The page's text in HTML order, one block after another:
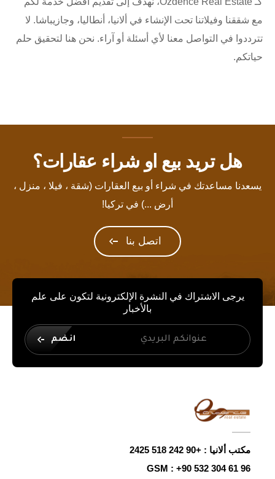
مع شققنا وفيلاتنا تحت الإنشاء في ألانيا، أنطاليا، وجازيباشا. لا
تترددوا في التواصل معنا لأي أسئلة أو آراء. نحن هنا لتحقيق حلم
حياتكم.
هل تريد بيع او شراء عقارات؟
يسعدنا مساعدتك في شراء أو بيع العقارات (شقة ، فيلا ، منزل ،
أرض ...) في تركيا!
اتصل بنا
يرجى الاشتراك في النشرة الإلكترونية لتكون على علم
بالأخبار
انضم
مكتب ألانيا : +90 242 518 2425
GSM : +90 532 304 61 96